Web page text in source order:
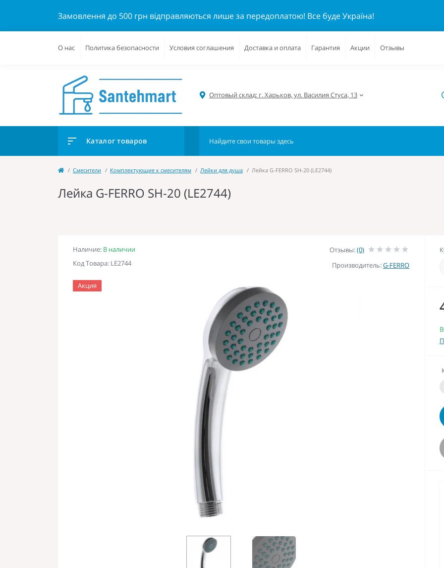
Замовлення до 500 грн відправляються лише за передоплатою! Все буде Україна!
О нас Политика безопасности Условия соглашения Доставка и оплата Гарантия Акции Отзывы
Оптовый склад: г. Харьков, ул. Василия Стуса, 13
Каталог товаров
Cмесители Комплектующие к смесителям Лейки для душа Лейка G-FERRO SH-20 (LE2744)
Лейка G-FERRO SH-20 (LE2744)
Наличие: В наличии
Код Товара: LE2744
Отзывы:(0)
Производитель:G-FERRO
Акция